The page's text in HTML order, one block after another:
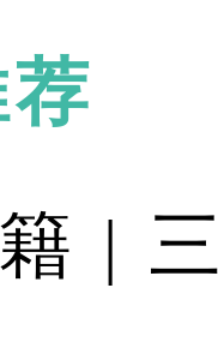
候影响而产生
经，血糖，血压
发，人们可能
以平日里，如果
欲也会更好，
动，降低肝脏和
|